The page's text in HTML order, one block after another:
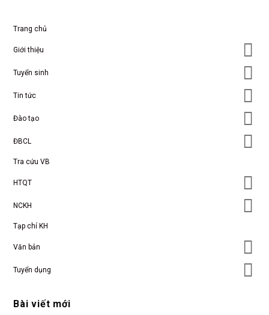
Trang chủ
Giới thiệu
Tuyển sinh
Tin tức
Đào tạo
ĐBCL
Tra cứu VB
HTQT
NCKH
Tạp chí KH
Văn bản
Tuyển dụng
Bài viết mới